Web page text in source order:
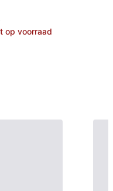
op voorraad